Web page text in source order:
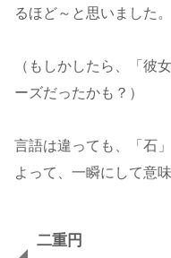
るほど～と思いました。
（もしかしたら、「彼
ーズだったかも？）
言語は違っても、「石
よって、一瞬にして意
二重円